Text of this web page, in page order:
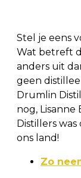
Stel je eens
Wat betreft
anders uit
geen
Drumlin
nog, Lisanne
Distillers
ons land!
Zo